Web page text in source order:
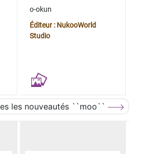
o-okun
Éditeur : NukooWorld
Studio
les nouveautés ``moo``